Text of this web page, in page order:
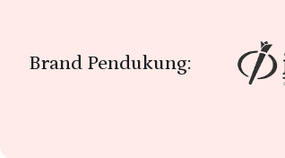
Brand Pendukung: